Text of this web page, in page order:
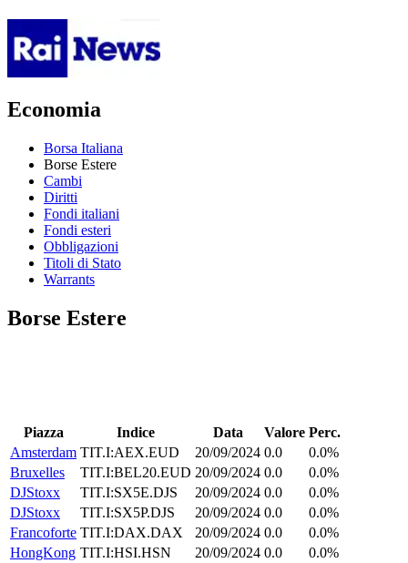
Economia
Borsa Italiana
Borse Estere
Cambi
Diritti
Fondi italiani
Fondi esteri
Obbligazioni
Titoli di Stato
Warrants
Borse Estere
Piazza Indice Data Valore Perc.
Amsterdam TIT.I:AEX.EUD 20/09/2024 0.0
0.0%
Bruxelles
TIT.I:BEL20.EUD 20/09/2024 0.0
0.0%
DJStoxx
TIT.I:SX5E.DJS 20/09/2024 0.0
0.0%
DJStoxx
TIT.I:SX5P.DJS 20/09/2024 0.0
0.0%
Francoforte TIT.I:DAX.DAX 20/09/2024 0.0
0.0%
HongKong TIT.I:HSI.HSN 20/09/2024 0.0
0.0%